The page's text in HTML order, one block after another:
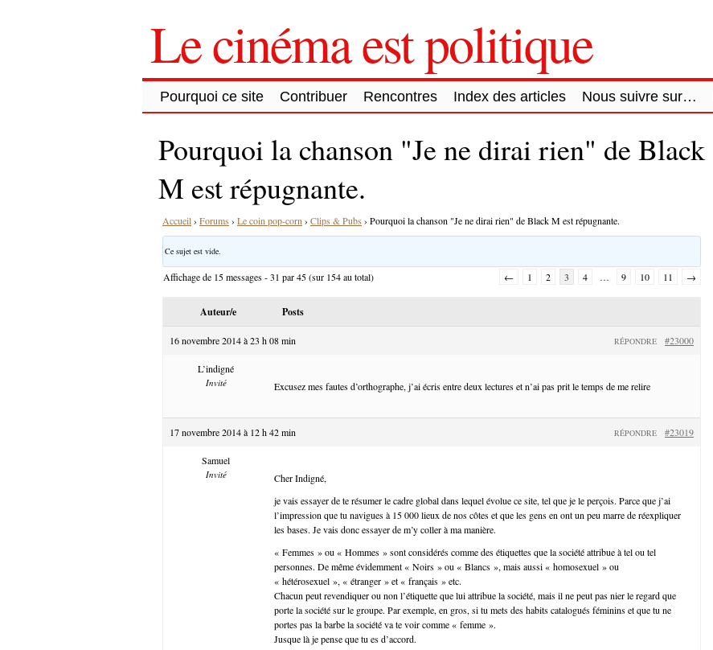
Le cinéma est politique
Pourquoi ce site Contribuer Rencontres Index des articles Nous suivre sur…
Pourquoi la chanson "Je ne dirai rien" de Black
M est répugnante.
Accueil› Forums › Le coin pop-corn › Clips & Pubs › Pourquoi la chanson "Je ne dirai rien" de Black M est répugnante.
Ce sujet est vide.
Affichage de 15 messages - 31 par 45 (sur 154 au total) ← 1 2 3 4 … 9 10 11 →
Auteur/e Posts
16 novembre 2014 à 23 h 08 min #23000
RÉPONDRE
L’indigné
Invité Excusez mes fautes d’orthographe, j’ai écris entre deux lectures et n’ai pas prit le temps de me relire
17 novembre 2014 à 12 h 42 min #23019
RÉPONDRE
Samuel
Invité
Cher Indigné,
je vais essayer de te résumer le cadre global dans lequel évolue ce site, tel que je le perçois. Parce que j’ai
l’impression que tu navigues à 15 000 lieux de nos côtes et que les gens en ont un peu marre de réexpliquer
les bases. Je vais donc essayer de m’y coller à ma manière.
« Femmes » ou « Hommes » sont considérés comme des étiquettes que la société attribue à tel ou tel
personnes. De même évidemment « Noirs » ou « Blancs », mais aussi « homosexuel » ou
« hétérosexuel », « étranger » et « français » etc.
Chacun peut revendiquer ou non l’étiquette que lui attribue la société, mais il ne peut pas nier le regard que
porte la société sur le groupe. Par exemple, en gros, si tu mets des habits catalogués féminins et que tu ne
portes pas la barbe la société va te voir comme « femme ».
Jusque là je pense que tu es d’accord.